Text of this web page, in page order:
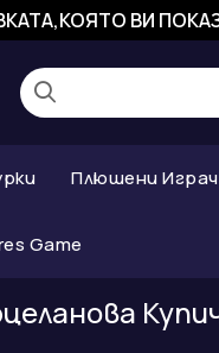
ВИ
Плюшени
Game